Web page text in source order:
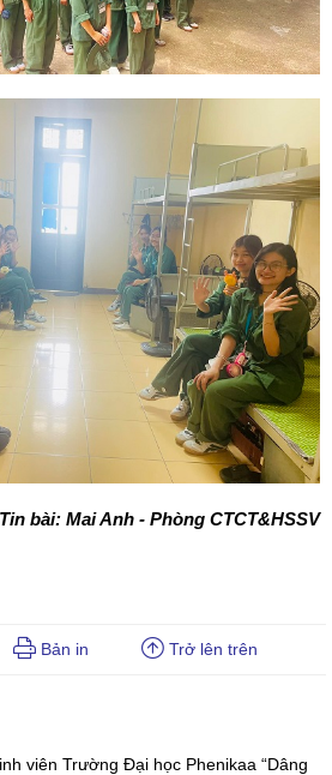
Tin bài: Mai Anh - Phòng CTCT&HSSV
Bản in Trở lên trên
viên Trường Đại học Phenikaa “Dâng